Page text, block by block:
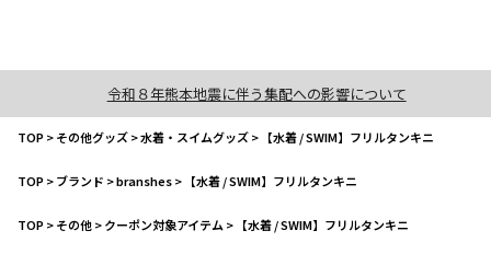
令和８年熊本地震に伴う集配への影響について
TOP>その他グッズ>水着・スイムグッズ> 【水着 / SWIM】フリルタンキニ
TOP>ブランド >branshes> 【水着 / SWIM】フリルタンキニ
TOP>その他>クーポン対象アイテム > 【水着 / SWIM】フリルタンキニ